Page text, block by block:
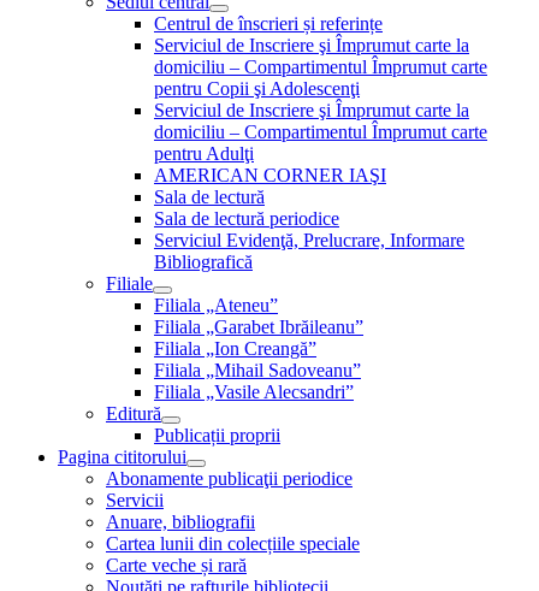
Centrul de înscrieri și referințe
Serviciul de Inscriere şi Împrumut carte la
domiciliu – Compartimentul Împrumut carte
pentru Copii şi Adolescenţi
Serviciul de Inscriere şi Împrumut carte la
domiciliu – Compartimentul Împrumut carte
pentru Adulţi
AMERICAN CORNER IAŞI
Sala de lectură
Sala de lectură periodice
Serviciul Evidenţă, Prelucrare, Informare
Bibliografică
Filiale
Filiala „Ateneu”
Filiala „Garabet Ibrăileanu”
Filiala „Ion Creangă”
Filiala „Mihail Sadoveanu”
Filiala „Vasile Alecsandri”
Editură
Publicații proprii
Pagina cititorului
Abonamente publicaţii periodice
Servicii
Anuare, bibliografii
Cartea lunii din colecțiile speciale
Carte veche și rară